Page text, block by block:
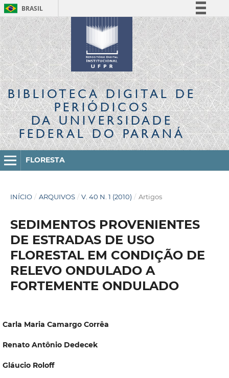
BRASIL
Simplifique!
Comunica BR
Participe
Acesso à informação
Legislação
Canais
BIBLIOTECA DIGITALDE
PERIÓDICOS
DA UNIVERSIDADE
FEDERAL DO PARANÁ
FLORESTA
INÍCIO / ARQUIVOS / V. 40 N. 1 (2010) / Artigos
SEDIMENTOS PROVENIENTES
DE ESTRADAS DE USO
FLORESTAL EM CONDIÇÃO DE
RELEVO ONDULADO A
FORTEMENTE ONDULADO
Carla Maria Camargo Corrêa
Renato Antônio Dedecek
Gláucio Roloff